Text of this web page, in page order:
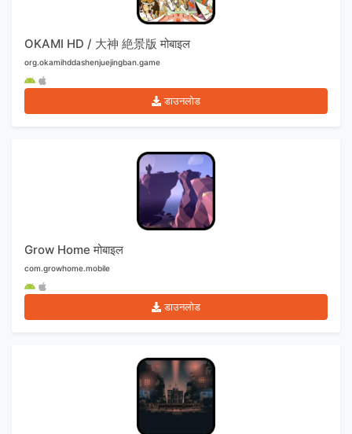
OKAMI HD / 大神 絶景版 मोबाइल
org.okamihddashenjuejingban.game
डाउनलोड
Grow Home मोबाइल
com.growhome.mobile
डाउनलोड